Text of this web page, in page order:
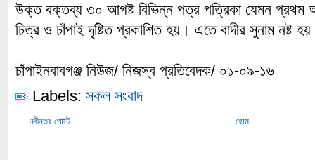
উক্ত বক্তব্য ৩০ আগষ্ট বিভিন্ন পত্র পত্রিকা যেমন প্রথম
চিত্র ও চাঁপাই দৃষ্টিত প্রকাশিত হয়। এতে বাদীর সুনাম নষ্ট
চাঁপাইনবাবগঞ্জ নিউজ/ নিজস্ব প্রতিবেদক/ ০১-০৯-১৬
Labels: সকল সংবাদ
নবীনতর পোস্ট হোম